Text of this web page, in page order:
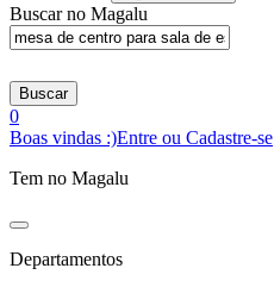
Buscar no Magalu
Buscar
0
Boas vindas :)Entre ou Cadastre-se
Tem no Magalu
Departamentos